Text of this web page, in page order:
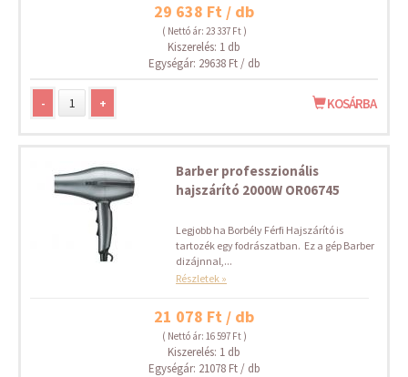
29 638 Ft / db
( Nettó ár: 23 337 Ft )
Kiszerelés: 1 db
Egységár: 29638 Ft / db
- + KOSÁRBA
Barber professzionális
hajszárító 2000W OR06745
Legjobb ha Borbély Férfi Hajszárító is
tartozék egy fodrászatban. Ez a gép Barber
dizájnnal,...
Részletek »
21 078 Ft / db
( Nettó ár: 16 597 Ft )
Kiszerelés: 1 db
Egységár: 21078 Ft / db